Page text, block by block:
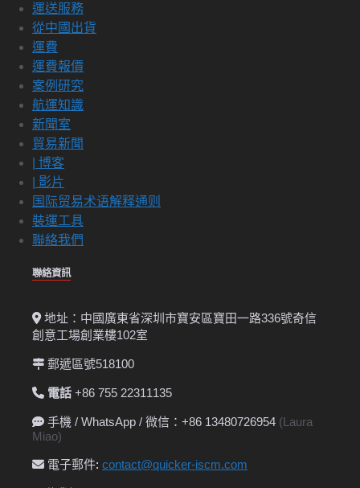
運送服務
從中國出貨
運費
運費報價
案例研究
航運知識
新聞室
貿易新聞
| 博客
| 影片
国际贸易术语解释通则
裝運工具
聯絡我們
聯絡資訊
地址：中國廣東省深圳市寶安區寶田一路336號奇信
創意工場創業樓102室
郵遞區號518100
電話 +86 755 22311135
手機 / WhatsApp / 微信：+86 13480726954 (Laura
Miao)
電子郵件: contact@quicker-iscm.com